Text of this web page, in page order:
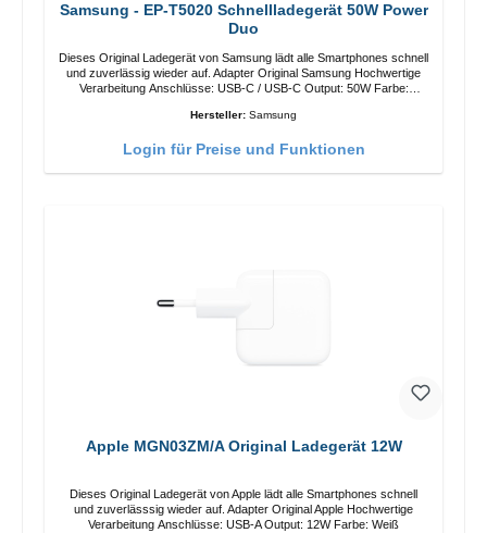
Samsung - EP-T5020 Schnellladegerät 50W Power
Duo
Dieses Original Ladegerät von Samsung lädt alle Smartphones schnell
und zuverlässig wieder auf. Adapter Original Samsung Hochwertige
Verarbeitung Anschlüsse: USB-C / USB-C Output: 50W Farbe:
Schwarz/li>
Hersteller: Samsung
Login für Preise und Funktionen
Apple MGN03ZM/A Original Ladegerät 12W
Dieses Original Ladegerät von Apple lädt alle Smartphones schnell
und zuverlässsig wieder auf. Adapter Original Apple Hochwertige
Verarbeitung Anschlüsse: USB-A Output: 12W Farbe: Weiß